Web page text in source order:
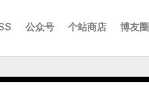
公众号 个站商店 博友圈